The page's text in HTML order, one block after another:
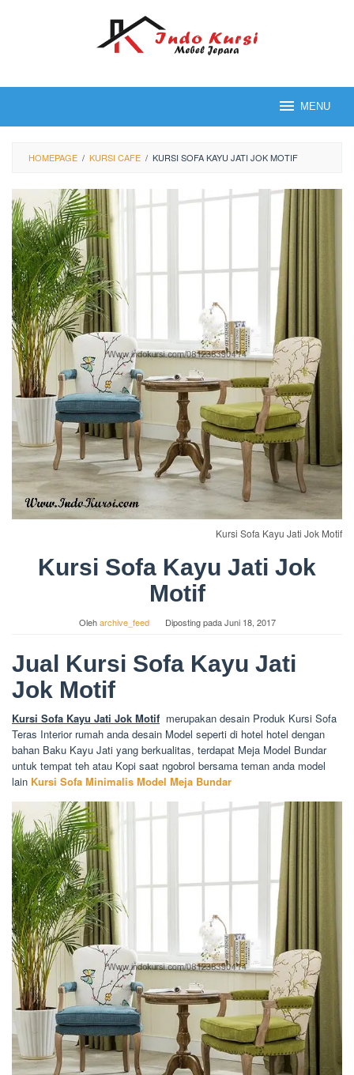
MENU
HOMEPAGE / KURSI CAFE / KURSI SOFA KAYU JATI JOK MOTIF
Kursi Sofa Kayu Jati Jok Motif
Kursi Sofa Kayu Jati Jok
Motif
Oleharchive_feed Diposting padaJuni 18, 2017
Jual Kursi Sofa Kayu Jati
Jok Motif
Kursi Sofa Kayu Jati Jok Motif merupakan desain Produk Kursi Sofa
Teras Interior rumah anda desain Model seperti di hotel hotel dengan
bahan Baku Kayu Jati yang berkualitas, terdapat Meja Model Bundar
untuk tempat teh atau Kopi saat ngobrol bersama teman anda model
lain Kursi Sofa Minimalis Model Meja Bundar